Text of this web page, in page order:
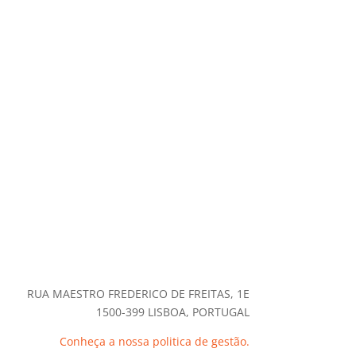
RUA MAESTRO FREDERICO DE FREITAS, 1E
1500-399 LISBOA, PORTUGAL
Conheça a nossa politica de gestão.